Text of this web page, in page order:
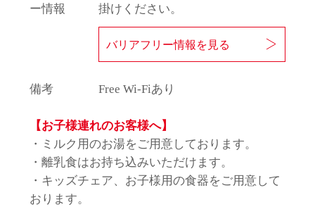
ー情報
掛けください。
バリアフリー情報を見る
備考 Free Wi-Fiあり
【お子様連れのお客様へ】
・ミルク用のお湯をご用意しております。
・離乳食はお持ち込みいただけます。
・キッズチェア、お子様用の食器をご用意して
おります。